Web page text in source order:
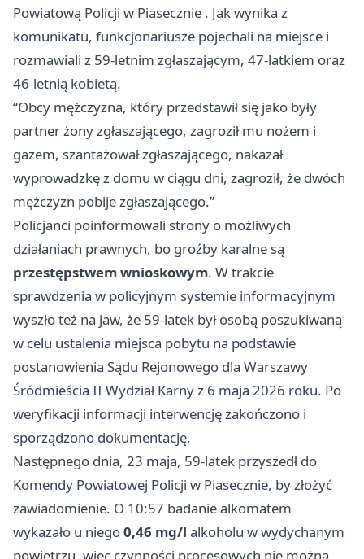
Powiatową Policji w Piasecznie . Jak wynika z
komunikatu, funkcjonariusze pojechali na miejsce i
rozmawiali z 59-letnim zgłaszającym, 47-latkiem oraz
46-letnią kobietą.
“Obcy mężczyzna, który przedstawił się jako były
partner żony zgłaszającego, zagroził mu nożem i
gazem, szantażował zgłaszającego, nakazał
wyprowadzkę z domu w ciągu dni, zagroził, że dwóch
mężczyzn pobije zgłaszającego.”
Policjanci poinformowali strony o możliwych
działaniach prawnych, bo groźby karalne są
przestępstwem wnioskowym. W trakcie
sprawdzenia w policyjnym systemie informacyjnym
wyszło też na jaw, że 59-latek był osobą poszukiwaną
w celu ustalenia miejsca pobytu na podstawie
postanowienia Sądu Rejonowego dla Warszawy
Śródmieścia II Wydział Karny z 6 maja 2026 roku. Po
weryfikacji informacji interwencję zakończono i
sporządzono dokumentację.
Następnego dnia, 23 maja, 59-latek przyszedł do
Komendy Powiatowej Policji w Piasecznie, by złożyć
zawiadomienie. O 10:57 badanie alkomatem
wykazało u niego0,46 mg/l alkoholu w wydychanym